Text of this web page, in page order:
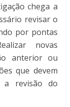
chega a
revisar o
por pontas
novas
anterior ou
que devem
a revisão do